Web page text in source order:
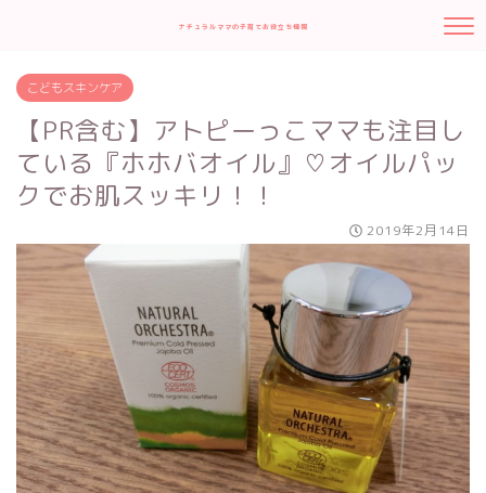
ナチュラルママの子育てお役立ち情報
こどもスキンケア
【PR含む】アトピーっこママも注目し
ている『ホホバオイル』♡オイルパッ
クでお肌スッキリ！！
2019年2月14日